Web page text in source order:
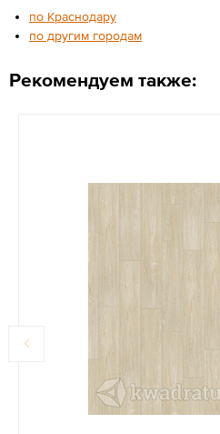
по Краснодару
по другим городам
Рекомендуем также: